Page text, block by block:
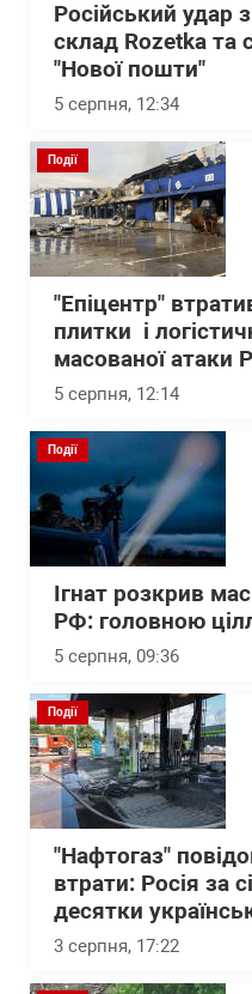
Російський удар
склад Rozetka та
"Нової пошти"
5 серпня, 12:34
Події
"Епіцентр"
плитки і
масованої атаки
5 серпня, 12:14
Події
Ігнат розкрив
РФ: головною
5 серпня, 09:36
Події
"Нафтогаз"
втрати: Росія за
десятки
3 серпня, 17:22